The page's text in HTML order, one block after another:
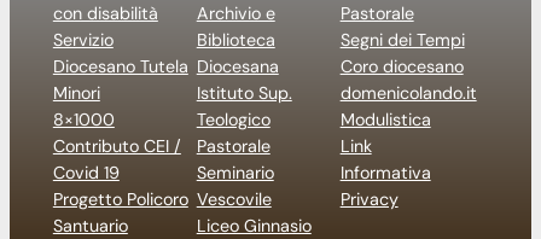
con disabilità
Servizio
Diocesano Tutela
Minori
8×1000
Contributo CEI /
Covid 19
Progetto Policoro
Santuario
Archivio e
Biblioteca
Diocesana
Istituto Sup.
Teologico
Pastorale
Seminario
Vescovile
Liceo Ginnasio
Pastorale
Segni dei Tempi
Coro diocesano
domenicolando.it
Modulistica
Link
Informativa
Privacy